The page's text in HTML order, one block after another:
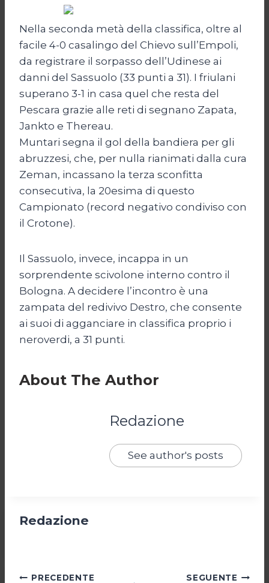
Nella seconda metà della classifica, oltre al
facile 4-0 casalingo del Chievo sull’Empoli,
da registrare il sorpasso dell’Udinese ai
danni del Sassuolo (33 punti a 31). I friulani
superano 3-1 in casa quel che resta del
Pescara grazie alle reti di segnano Zapata,
Jankto e Thereau.
Muntari segna il gol della bandiera per gli
abruzzesi, che, per nulla rianimati dalla cura
Zeman, incassano la terza sconfitta
consecutiva, la 20esima di questo
Campionato (record negativo condiviso con
il Crotone).
Il Sassuolo, invece, incappa in un
sorprendente scivolone interno contro il
Bologna. A decidere l’incontro è una
zampata del redivivo Destro, che consente
ai suoi di agganciare in classifica proprio i
neroverdi, a 31 punti.
About The Author
Redazione
See author's posts
Redazione
PRECEDENTE SEGUENTE